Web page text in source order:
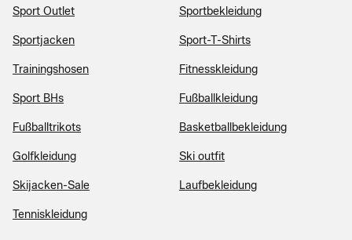
Sport Outlet Sportbekleidung
Sportjacken Sport-T-Shirts
Trainingshosen Fitnesskleidung
Sport BHs Fußballkleidung
Fußballtrikots Basketballbekleidung
Golfkleidung Ski outfit
Skijacken-Sale Laufbekleidung
Tenniskleidung